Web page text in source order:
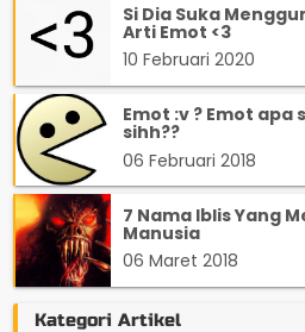
Si Dia Suka
Arti Emot <3
10 Februari 2020
Emot :v ? Emot apa
sihh??
06 Februari 2018
7 Nama Iblis Yang
Manusia
06 Maret 2018
Kategori Artikel